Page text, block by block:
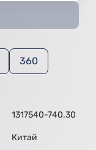
360
1317540-740.30
Китай